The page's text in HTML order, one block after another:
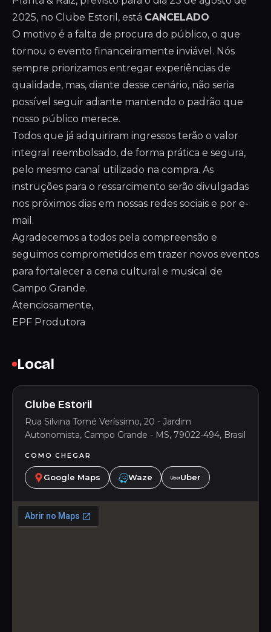
2025, no Clube Estoril, está CANCELADO
O motivo é a falta de procura do público, o que
tornou o evento financeiramente inviável. Nós
sempre priorizamos entregar experiências de
qualidade, mas, diante desse cenário, não seria
possível seguir adiante mantendo o padrão que
nosso público merece.
Todos que já adquiriram ingressos terão o valor
integral reembolsado, de forma prática e segura,
pelo mesmo canal utilizado na compra. As
instruções para o ressarcimento serão divulgadas
nos próximos dias em nossas redes sociais e por e-
mail.
Agradecemos a todos pela compreensão e
seguimos comprometidos em trazer novos eventos
para fortalecer a cena cultural e musical de
Campo Grande.
Atenciosamente,
EPF Produtora
Local
Clube Estoril
Rua Silvina Tomé Veríssimo, 20 - Jardim
Autonomista, Campo Grande - MS, 79022-494, Brasil
COMO CHEGAR
Google Maps Waze Uber